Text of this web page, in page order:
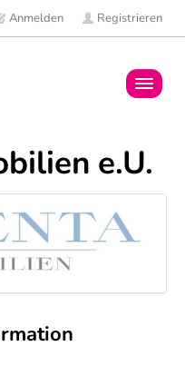
Anmelden Registrieren
e.U.